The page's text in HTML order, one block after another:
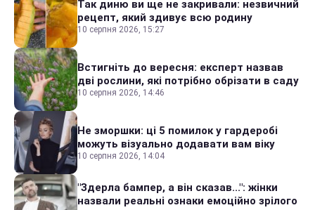
Так диню ви ще не закривали: незвичний
рецепт, який здивує всю родину
10 серпня 2026, 15:27
Встигніть до вересня: експерт назвав
дві рослини, які потрібно обрізати в саду
10 серпня 2026, 14:46
Не зморшки: ці 5 помилок у гардеробі
можуть візуально додавати вам віку
10 серпня 2026, 14:04
"Здерла бампер, а він сказав...": жінки
назвали реальні ознаки емоційно зрілого